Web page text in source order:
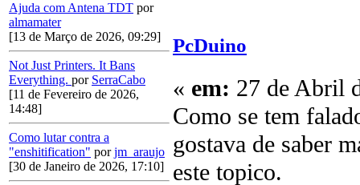
Ajuda com Antena TDT por
almamater
[13 de Março de 2026, 09:29]
Not Just Printers. It Bans
Everything. por SerraCabo
[11 de Fevereiro de 2026,
14:48]
Como lutar contra a
"enshitification" porjm_araujo
[30 de Janeiro de 2026, 17:10]
PcDuino
« em: 27 de Abril
Como se tem
gostava de saber
este topico.